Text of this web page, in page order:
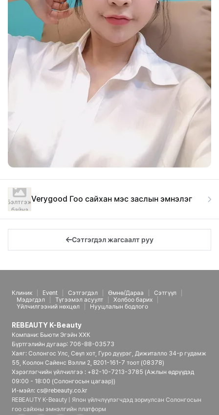
Бэлтгэж
байна
Verygood Гоо сайхан мэс заслын эмнэлэг
Сэтгэгдэл жагсаалт руу
Клиник Event Сэтгэгдэл Өмнө/Дараа
Сэтгүүл
Мэдэгдэл
Түгээмэл асуулт
Холбоо барих
Үйлчилгээний нөхцөл
Нууцлалын бодлого
REBEAUTY K-Beauty
Компани: Бьюти Эгэйн ХХК
Бүртгэлийн дугаар: 706-88-03573
Хаяг: Солонгос Улс, Сөүл хот, Гуро дүүрэг, Дижиталло 34-р гудамж
55, Коолон Сайенс Вэлли 2, B201-161-7 тоот (08378)
Хэрэглэгчийн үйлчилгээ : +82-10-7213-3785 (Ажлын өдрүүдэд
09:00 - 18:00 (Солонгосын цагаар))
И-мэйл: cs@rebeauty.co.kr
REBEAUTY K-Beauty | Япон үйлчлүүлэгчдэд зориулсан Солонгосын
гоо сайхны эмнэлгийн платформ